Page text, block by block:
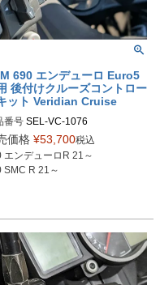
690 エンデューロ Euro5
後付けクルーズコントロー
ット Veridian Cruise
番号 SEL-VC-1076
ｍ仕様：VC-1075
仕様：VC-1076
：1075、1076
価格 ¥53,700税込
エンデューロR 21～
SMC R 21～